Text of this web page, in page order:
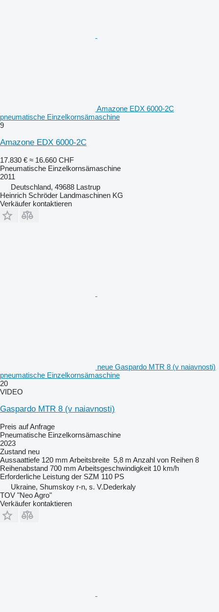
Amazone EDX 6000-2C
pneumatische Einzelkornsämaschine
9
Amazone EDX 6000-2C
17.830 € ≈ 16.660 CHF
Pneumatische Einzelkornsämaschine
2011
Deutschland, 49688 Lastrup
Heinrich Schröder Landmaschinen KG
Verkäufer kontaktieren
neue Gaspardo MTR 8 (v naiavnosti)
pneumatische Einzelkornsämaschine
20
VIDEO
Gaspardo MTR 8 (v naiavnosti)
Preis auf Anfrage
Pneumatische Einzelkornsämaschine
2023
Zustand neu
Aussaattiefe 120 mm Arbeitsbreite 5,8 m Anzahl von Reihen 8
Reihenabstand 700 mm Arbeitsgeschwindigkeit 10 km/h
Erforderliche Leistung der SZM 110 PS
Ukraine, Shumskoy r-n, s. V.Dederkaly
TOV "Neo Agro"
Verkäufer kontaktieren